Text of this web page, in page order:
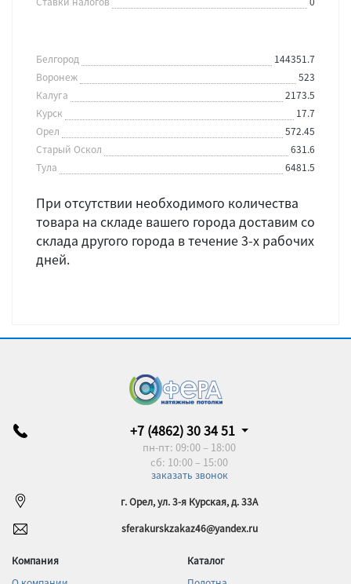
Белгород
144351.7
Воронеж
523
Калуга
2173.5
Курск
17.7
Орел
572.45
Старый Оскол
631.6
Тула
6481.5
При отсутствии необходимого количества
товара на складе вашего города доставим со
склада другого города в течение 3-х рабочих
дней.
+7 (4862) 30 34 51
пн-пт: 09:00 – 18:00
сб: 10:00 – 15:00
заказать звонок
г. Орел, ул. 3-я Курская, д. 33А
sferakurskzakaz46@yandex.ru
Компания
Каталог